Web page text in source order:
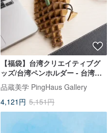
【福袋】台湾クリエイティブグ
ッズ/台湾ペンホルダー - 台湾イ
メージ/外国人ゲストへのお土産/
海外出張ギフト
品蔵美学 PingHaus Gallery
4,121円 5,151円